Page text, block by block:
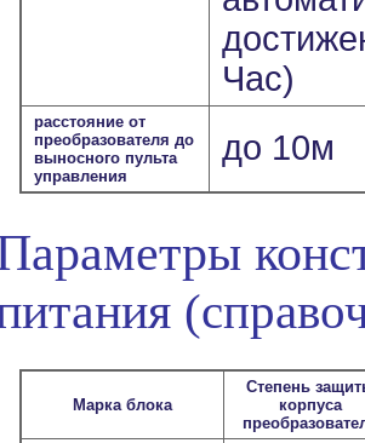
Час)
расстояние от
преобразователя до
выносного пульта
управления
до 10м
Марка блока
Степень
корпуса